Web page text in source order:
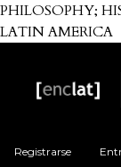
PHILOSOPHY;
LATIN AMERICA
Registrarse